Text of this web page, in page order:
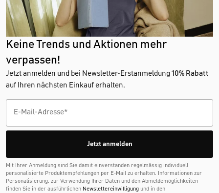
Keine Trends und Aktionen mehr
verpassen!
Jetzt anmelden und bei Newsletter-Erstanmeldung 10% Rabatt
auf Ihren nächsten Einkauf erhalten.
Jetzt anmelden
Mit Ihrer Anmeldung sind Sie damit einverstanden regelmässig individuell
personalisierte Produktempfehlungen per E-Mail zu erhalten. Informationen zur
Personalisierung, zur Verwendung Ihrer Daten und den Abmelde­möglichkeiten
finden Sie in der ausführlichen Newslettereinwilligung und in den